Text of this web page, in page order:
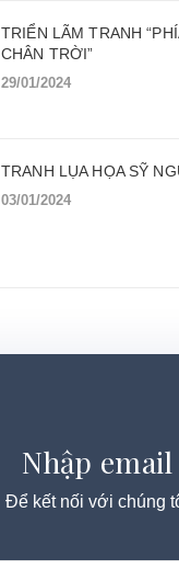
TRIỂN LÃM TRANH
CHÂN TRỜI”
29/01/2024
TRANH LỤA HỌA SỸ
03/01/2024
Nhập email
Để kết nối với chúng